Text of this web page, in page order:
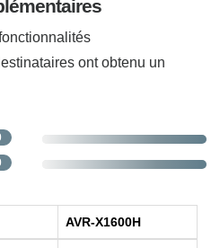
ont obtenu un
AVR-X1600H